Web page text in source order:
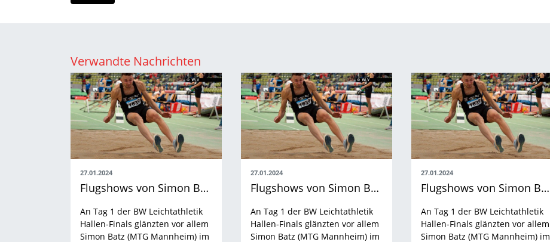
Verwandte Nachrichten
27.01.2024
Flugshows von Simon Batz und Anjuli Knäsche an Tag 1
An Tag 1 der BW Leichtathletik
Hallen-Finals glänzten vor allem
Simon Batz (MTG Mannheim) im
27.01.2024
Flugshows von Simon Batz und Anjuli Knäsche an Tag 1
An Tag 1 der BW Leichtathletik
Hallen-Finals glänzten vor allem
Simon Batz (MTG Mannheim) im
27.01.2024
Flugshows von Simon Batz und Anjuli Knäsche an Tag 1
An Tag 1 der BW Leichtathletik
Hallen-Finals glänzten vor allem
Simon Batz (MTG Mannheim) im